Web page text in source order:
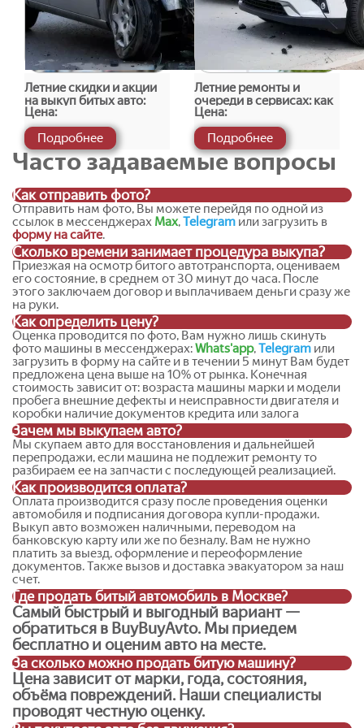
выкупаем
Обычно к нам обращаются, когда:
машина попала в ДТП и ремонт экономически
нецелесообразен;
требуются дорогостоящие работы по кузову,
двигателю или коробке передач;
авто полностью не на ходу или сломано после аварии;
транспорт стоит во дворе, гараже или на парковке без
машину нужносрочно продать
переезда или финансовых обстоятельств;
автомобиль невозможно восстановить, но он
подходит на разбор или на запчасти.
Мы выполняемвыкуп автомобилей в любом состоянии
включая:
битые машины;
автомобили после ДТП;
аварийные автопосле любых повреждений;
неисправные автомобили;
транспорт с неисправным двигателем или АКПП;
машины с проблемными документами;
авто не на ходу;
авто на разборку;
тотально разбитые автомобили;
старые и изношенные машины
автомобили с техническими и юридическими
нюансами.
Наша компания принимает легковые автомобили,
кроссоверы, внедорожники, минивэны, коммерческий
транспорт и спецтехнику. Подходит практически любая
марка:BMW, Mercedes, Audi, Volkswagen, Toyota, Kia,
Hyundai, Skoda, Ford, Nissan, Lexus, Volvo, Subaru, Honda
также отечественные авто.
Летние скидки и акции
на выкуп битых авто:
миф или реальность
Цена:
Подробнее
Летние ремонты и
очереди в сервисах: как
это влияет на продажу
битого авто
Цена:
Подробнее
Часто задаваемые вопросы
Как отправить фото?
Отправить нам фото, Вы можете перейдя по одной из
ссылок в мессенджерах Max,Telegram или загрузить в
форму на сайте.
Сколько времени занимает процедура выкупа?
Приезжая на осмотр битого автотранспорта, оцениваем
его состояние, в среднем от 30 минут до часа. После
этого заключаем договор и выплачиваем деньги сразу же
на руки.
Как определить цену?
Оценка проводится по фото, Вам нужно лишь скинуть
фото машины в мессенджерах:Whats'app,Telegram или
загрузить в форму на сайте и в течении 5 минут Вам будет
предложена цена выше на 10% от рынка. Конечная
стоимость зависит от: возраста машины марки и модели
пробега внешние дефекты и неисправности двигателя и
коробки наличие документов кредита или залога
Зачем мы выкупаем авто?
Мы скупаем авто для восстановления и дальнейшей
перепродажи, если машина не подлежит ремонту то
разбираем ее на запчасти с последующей реализацией.
Как производится оплата?
Оплата производится сразу после проведения оценки
автомобиля и подписания договора купли-продажи.
Выкуп авто возможен наличными, переводом на
банковскую карту или же по безналу. Вам не нужно
платить за выезд, оформление и переоформление
документов. Также вызов и доставка эвакуатором за наш
счет.
Где продать битый автомобиль в Москве?
Самый быстрый и выгодный вариант —
обратиться в BuyBuyAvto. Мы приедем
бесплатно и оценим авто на месте.
За сколько можно продать битую машину?
Цена зависит от марки, года, состояния,
объёма повреждений. Наши специалисты
проводят честную оценку.